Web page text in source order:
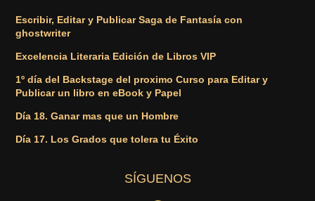
Escribir, Editar y Publicar Saga de Fantasía con
ghostwriter
Excelencia Literaria Edición de Libros VIP
1º día del Backstage del proximo Curso para Editar y
Publicar un libro en eBook y Papel
Día 18. Ganar mas que un Hombre
Día 17. Los Grados que tolera tu Éxito
SÍGUENOS